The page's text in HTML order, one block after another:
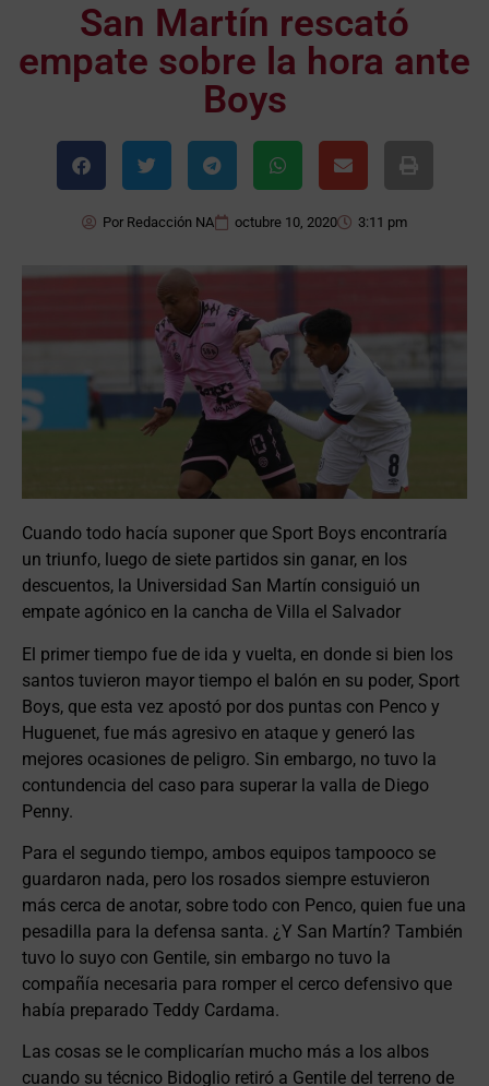
San Martín rescató
empate sobre la hora ante
Boys
Por Redacción NA octubre 10, 2020 3:11 pm
Cuando todo hacía suponer que Sport Boys encontraría
un triunfo, luego de siete partidos sin ganar, en los
descuentos, la Universidad San Martín consiguió un
empate agónico en la cancha de Villa el Salvador
El primer tiempo fue de ida y vuelta, en donde si bien los
santos tuvieron mayor tiempo el balón en su poder, Sport
Boys, que esta vez apostó por dos puntas con Penco y
Huguenet, fue más agresivo en ataque y generó las
mejores ocasiones de peligro. Sin embargo, no tuvo la
contundencia del caso para superar la valla de Diego
Penny.
Para el segundo tiempo, ambos equipos tampooco se
guardaron nada, pero los rosados siempre estuvieron
más cerca de anotar, sobre todo con Penco, quien fue una
pesadilla para la defensa santa. ¿Y San Martín? También
tuvo lo suyo con Gentile, sin embargo no tuvo la
compañía necesaria para romper el cerco defensivo que
había preparado Teddy Cardama.
Las cosas se le complicarían mucho más a los albos
cuando su técnico Bidoglio retiró a Gentile del terreno de